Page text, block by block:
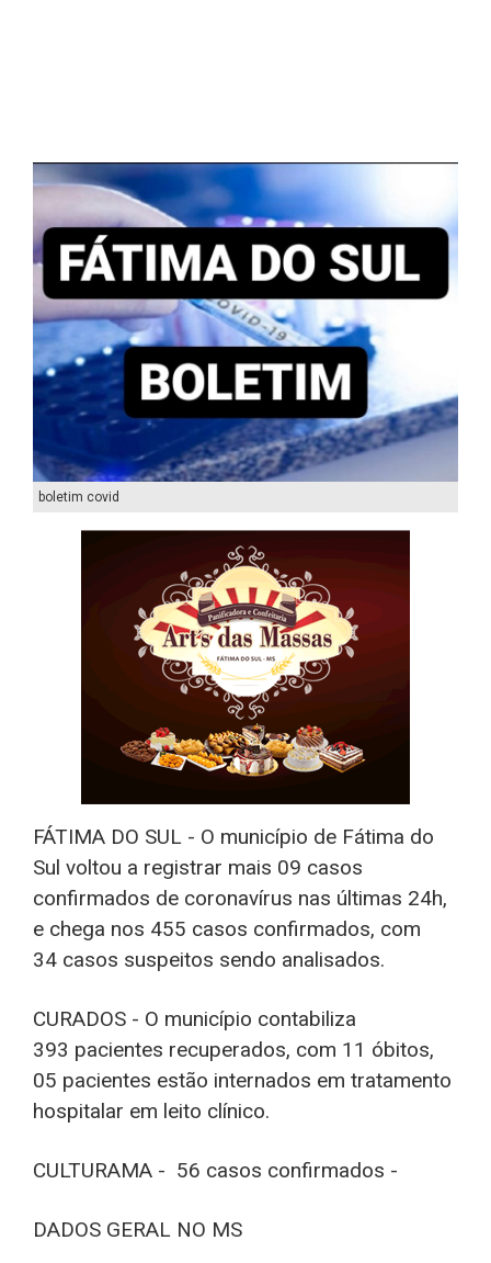
boletim covid
FÁTIMA DO SUL - O município de Fátima do
Sul voltou a registrar mais 09 casos
confirmados de coronavírus nas últimas 24h,
e chega nos 455 casos confirmados, com
34 casos suspeitos sendo analisados.
CURADOS - O município contabiliza
393 pacientes recuperados, com 11 óbitos,
05 pacientes estão internados em tratamento
hospitalar em leito clínico.
CULTURAMA - 56 casos confirmados -
DADOS GERAL NO MS